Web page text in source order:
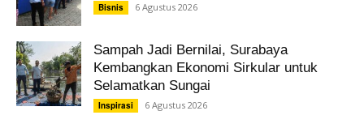
Bisnis 6 Agustus 2026
Sampah Jadi Bernilai, Surabaya
Kembangkan Ekonomi Sirkular untuk
Selamatkan Sungai
Inspirasi 6 Agustus 2026